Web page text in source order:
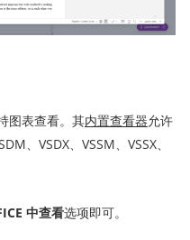
图表查看。其内置查看器允许
、VSDX、VSSM、VSSX、
中查看选项即可。